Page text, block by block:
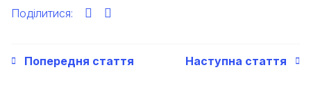
Поділитися:
Попередня стаття Наступна стаття